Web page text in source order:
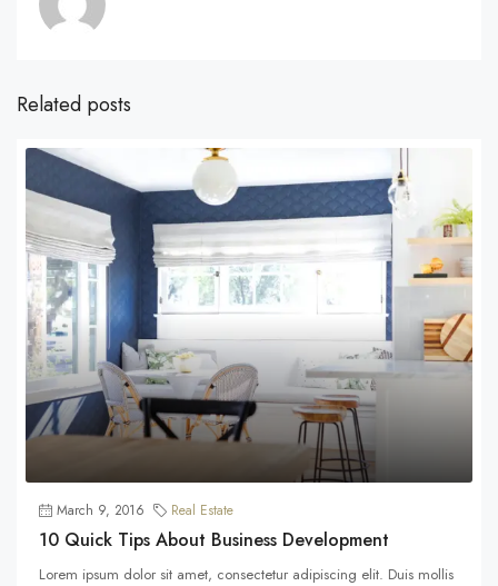
Related posts
March 9, 2016 Real Estate
10 Quick Tips About Business Development
Lorem ipsum dolor sit amet, consectetur adipiscing elit. Duis mollis